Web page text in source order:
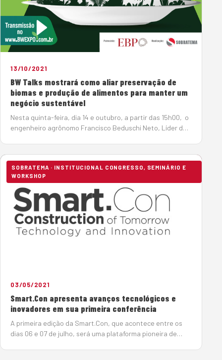
13/10/2021
BW Talks mostrará como aliar preservação de
biomas e produção de alimentos para manter um
negócio sustentável
Nesta quinta-feira, dia 14 e outubro, a partir das 15h00, o
engenheiro agrônomo Francisco Beduschi Neto, Líder da
com o objetivo de mostrar qu…
SOBRATEMA · INSTITUCIONAL CONGRESSO, SEMINÁRIO E
WORKSHOP
03/05/2021
Smart.Con apresenta avanços tecnológicos e
inovadores em sua primeira conferência
A primeira edição da Smart.Con, que acontece entre os
dias 06 e 07 de julho, será uma plataforma pioneira de